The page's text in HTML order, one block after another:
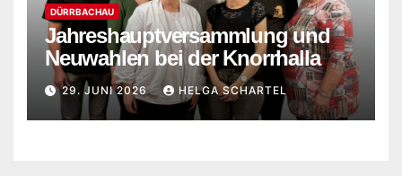
DÜRRBACHAU
Jahreshauptversammlung und
Neuwahlen bei der Knorrhalla
29. JUNI 2026 HELGA SCHARTEL